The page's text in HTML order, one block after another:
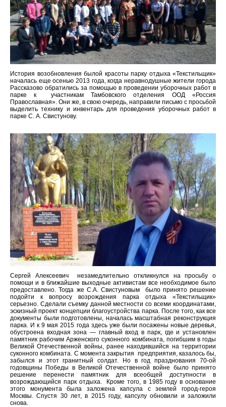
История возобновления былой красоты парку отдыха «Текстильщик»
началась еще осенью 2013 года, когда неравнодушные жители города
Рассказово обратились за помощью в проведении уборочных работ в
парке к участникам Тамбовского отделения ООД «Россия
Православная». Они же, в свою очередь, направили письмо с просьбой
выделить технику и инвентарь для проведения уборочных работ в
парке С. А. Свистунову.
Сергей Алексеевич незамедлительно откликнулся на просьбу о
помощи и в ближайшие выходные активистам все необходимое было
предоставлено. Тогда же С.А. Свистуновым было принято решение
подойти к вопросу возрождения парка отдыха «Текстильщик»
серьезно. Сделали съемку данной местности со всеми координатами,
эскизный проект концепции благоустройства парка. После того, как все
документы были подготовлены, началась масштабная реконструкция
парка. И к 9 мая 2015 года здесь уже были посажены новые деревья,
обустроена входная зона — главный вход в парк, где и установлен
памятник рабочим Арженского суконного комбината, погибшим в годы
Великой Отечественной войны, ранее находившийся на территории
суконного комбината. С момента закрытия предприятия, казалось бы,
забылся и этот гранитный солдат. Но в год празднования 70-ой
годовщины Победы в Великой Отечественной войне было принято
решение перенести памятник для всеобщей доступности в
возрождающийся парк отдыха. Кроме того, в 1985 году в основание
этого монумента была заложена капсула с землей город-героя
Москвы. Спустя 30 лет, в 2015 году, капсулу обновили и заложили
снова.